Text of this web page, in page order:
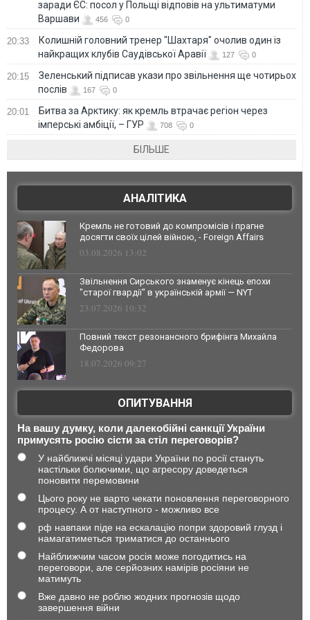
заради ЄС: посол у Польщі відповів на ультиматуми
Варшави
456 0
20:33
Колишній головний тренер "Шахтаря" очолив один із
найкращих клубів Саудівської Аравії
127 0
20:15
Зеленський підписав укази про звільнення ще чотирьох
послів
167 0
20:01
Битва за Арктику: як кремль втрачає регіон через
імперські амбіції, – ГУР
708 0
БІЛЬШЕ
АНАЛІТИКА
Кремль не готовий до компромісів і прагне
досягти своїх цілей війною, - Foreign Affairs
03.08.2026 13:02
Звільнення Сирського знаменує кінець епохи
"старої гвардії" в українській армії — NYT
23.07.2026 10:32
Повний текст резонансного брифінга Михайла
Федорова
18.07.2026 09:27
ОПИТУВАННЯ
На вашу думку, коли далекобійні санкції України
примусять росію сісти за стіл переговорів?
У найближчі місяці удари України по росії стануть
настільки болючими, що агресору доведеться
поновити перемовини
Цього року не варто чекати поновлення переговорного
процесу. А от наступного - можливо все
рф навпаки піде на ескалацію попри здоровий глузд і
намагатиметься триматися до останнього
Найближчим часом росія може погодитись на
переговори, але серйозних намірів росіяни не
матимуть
Вже давно не роблю жодних прогнозів щодо
завершення війни